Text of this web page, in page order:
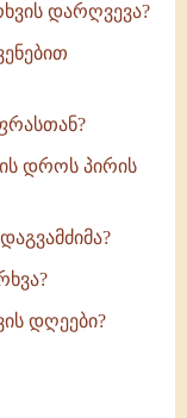
დარღვევა?
დროს პირის
დღეები?